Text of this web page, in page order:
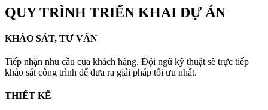
QUY TRÌNH TRIỂN KHAI DỰ ÁN
KHẢO SÁT, TƯ VẤN
Tiếp nhận nhu cầu của khách hàng. Đội ngũ kỹ thuật sẽ trực tiếp
khảo sát công trình để đưa ra giải pháp tối ưu nhất.
THIẾT KẾ